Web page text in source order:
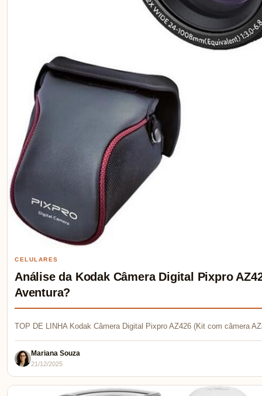
CELULARES
Análise da Kodak Câmera Digital Pixpro
Aventura?
TOP DE LINHA Kodak Câmera Digital Pixpro AZ426 (Kit com câmera
Mariana Souza
21/12/2025